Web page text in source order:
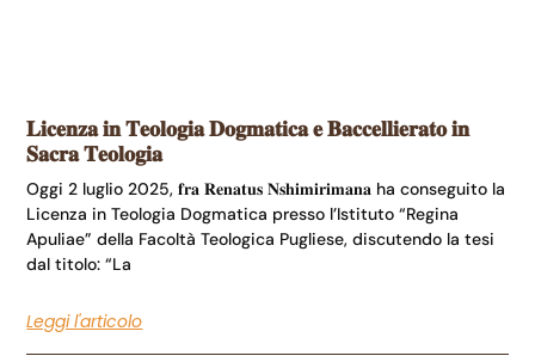
𝐋𝐢𝐜𝐞𝐧𝐳𝐚 𝐢𝐧 𝐓𝐞𝐨𝐥𝐨𝐠𝐢𝐚 𝐃𝐨𝐠𝐦𝐚𝐭𝐢𝐜𝐚 𝐞 𝐁𝐚𝐜𝐜𝐞𝐥𝐥𝐢𝐞𝐫𝐚𝐭𝐨 𝐢𝐧
𝐒𝐚𝐜𝐫𝐚 𝐓𝐞𝐨𝐥𝐨𝐠𝐢𝐚
Oggi 2 luglio 2025, 𝐟𝐫𝐚 𝐑𝐞𝐧𝐚𝐭𝐮𝐬 𝐍𝐬𝐡𝐢𝐦𝐢𝐫𝐢𝐦𝐚𝐧𝐚 ha conseguito la
Licenza in Teologia Dogmatica presso l’Istituto “Regina
Apuliae” della Facoltà Teologica Pugliese, discutendo la tesi
dal titolo: “La
Leggi l'articolo